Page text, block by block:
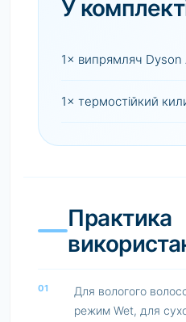
У
1× випрямляч Dyson
1× термостійкий
Практика
01
Для вологого
режим Wet, для